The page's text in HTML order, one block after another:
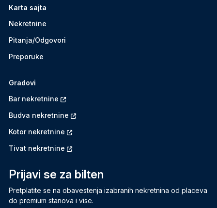
Karta sajta
Nekretnine
Pitanja/Odgovori
Preporuke
Gradovi
Bar nekretnine
Budva nekretnine
Kotor nekretnine
Tivat nekretnine
Prijavi se za bilten
Pretplatite se na obavestenja izabranih nekretnina od placeva
do premium stanova i vise.